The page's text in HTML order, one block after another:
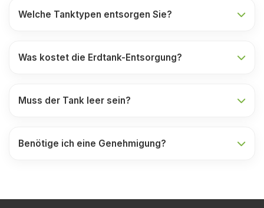
Welche Tanktypen entsorgen Sie?
Was kostet die Erdtank-Entsorgung?
Muss der Tank leer sein?
Benötige ich eine Genehmigung?